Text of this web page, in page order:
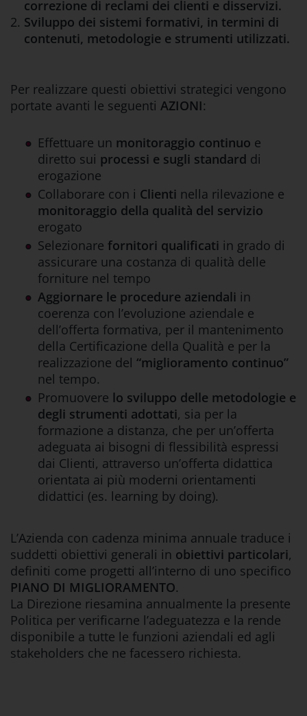
correzione di reclami dei clienti e disservizi.
Sviluppo dei sistemi formativi, in termini di
contenuti, metodologie e strumenti utilizzati.
Per realizzare questi obiettivi strategici vengono
portate avanti le seguenti AZIONI:
Effettuare un monitoraggio continuo e
diretto sui processi e sugli standard di
erogazione
Collaborare con i Clienti nella rilevazione e
monitoraggio della qualità del servizio
erogato
Selezionare fornitori qualificati in grado di
assicurare una costanza di qualità delle
forniture nel tempo
Aggiornare le procedure aziendali in
coerenza con l’evoluzione aziendale e
dell’offerta formativa, per il mantenimento
della Certificazione della Qualità e per la
realizzazione del “miglioramento continuo”
nel tempo.
Promuovere lo sviluppo delle metodologie e
degli strumenti adottati, sia per la
formazione a distanza, che per un’offerta
adeguata ai bisogni di flessibilità espressi
dai Clienti, attraverso un’offerta didattica
orientata ai più moderni orientamenti
didattici (es. learning by doing).
L’Azienda con cadenza minima annuale traduce i
suddetti obiettivi generali in obiettivi particolari,
definiti come progetti all’interno di uno specifico
PIANO DI MIGLIORAMENTO.
La Direzione riesamina annualmente la presente
Politica per verificarne l’adeguatezza e la rende
disponibile a tutte le funzioni aziendali ed agli
stakeholders che ne facessero richiesta.